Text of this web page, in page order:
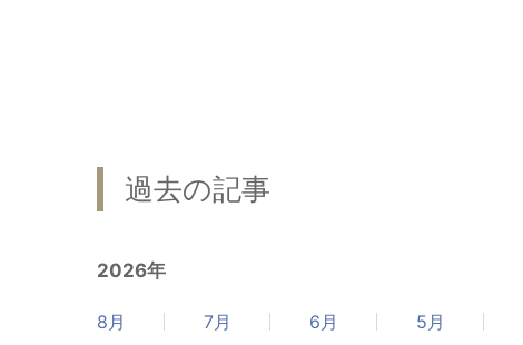
過去の記事
2026年
8月 7月 6月 5月